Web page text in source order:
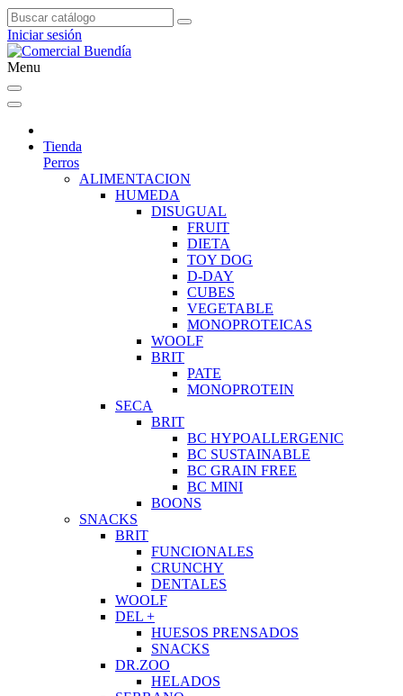
Iniciar sesión
Menu
Tienda
Perros
ALIMENTACION
HUMEDA
DISUGUAL
FRUIT
DIETA
TOY DOG
D-DAY
CUBES
VEGETABLE
MONOPROTEICAS
WOOLF
BRIT
PATE
MONOPROTEIN
SECA
BRIT
BC HYPOALLERGENIC
BC SUSTAINABLE
BC GRAIN FREE
BC MINI
BOONS
SNACKS
BRIT
FUNCIONALES
CRUNCHY
DENTALES
WOOLF
DEL +
HUESOS PRENSADOS
SNACKS
DR.ZOO
HELADOS